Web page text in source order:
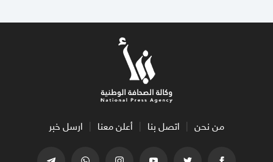
من نحن اتصل بنا أعلن معنا ارسل خبر